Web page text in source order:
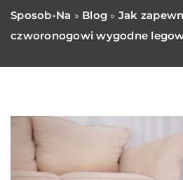
Sposob-Na » Blog » Jak
czworonogowi wygodne